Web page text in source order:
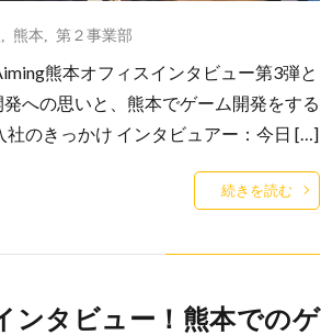
熊本 第２事業部
熊本オフィスインタビュー第3弾と
への思いと、熊本でゲーム開発をする
のきっかけ インタビュアー：今日 […]
続きを読む
ンタビュー！熊本でのゲ